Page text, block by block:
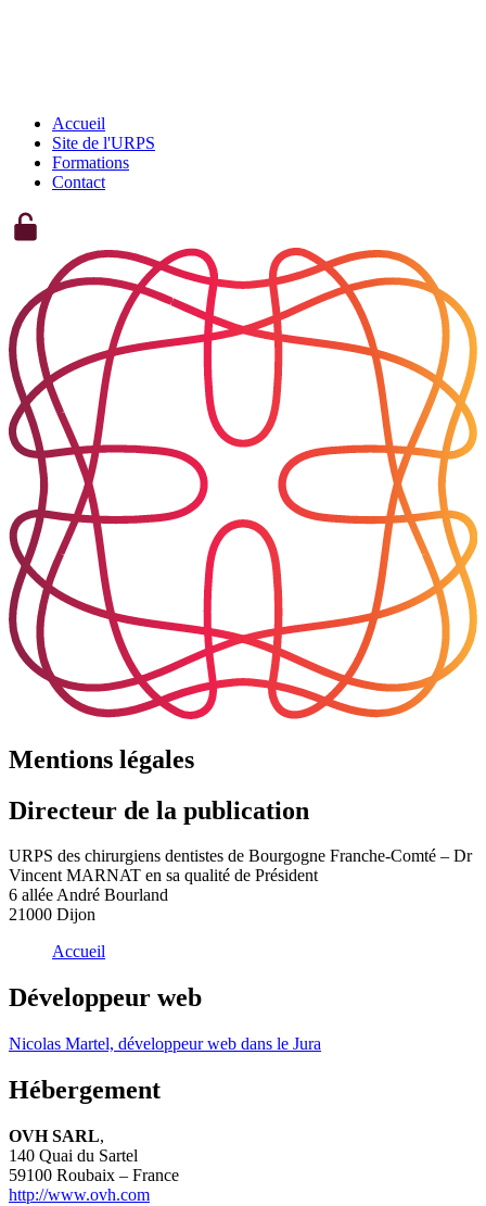
Accueil
Site de l'URPS
Formations
Contact
Mentions légales
Directeur de la publication
URPS des chirurgiens dentistes de Bourgogne Franche-Comté – Dr
Vincent MARNAT en sa qualité de Président
6 allée André Bourland
21000 Dijon
Accueil
Développeur web
Nicolas Martel, développeur web dans le Jura
Hébergement
OVH SARL,
140 Quai du Sartel
59100 Roubaix – France
http://www.ovh.com